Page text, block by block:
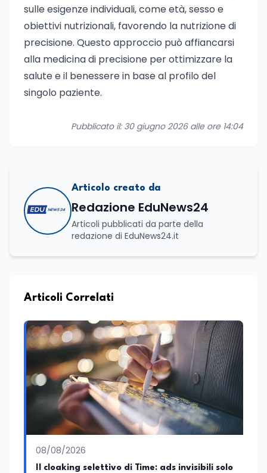
sulle esigenze individuali, come età, sesso e
obiettivi nutrizionali, favorendo la nutrizione di
precisione. Questo approccio può affiancarsi
alla medicina di precisione per ottimizzare la
salute e il benessere in base al profilo del
singolo paziente.
Pubblicato il: 30 giugno 2026 alle ore 14:04
Articolo creato da
Redazione EduNews24
Articoli pubblicati da parte della
redazione di EduNews24.it
Articoli Correlati
08/08/2026
Il cloaking selettivo di Time: ads invisibili solo